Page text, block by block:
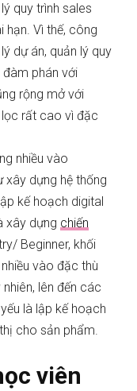
quy trình sales
hạn. Vì thế, công
dự án, quản lý quy
đàm phán với
rộng mở với
rất cao vì đặc
nhiều vào
xây dựng hệ thống
kế hoạch digital
xây dựng chiến
Beginner, khối
vào đặc thù
lên đến các
là lập kế hoạch
cho sản phẩm.
viên